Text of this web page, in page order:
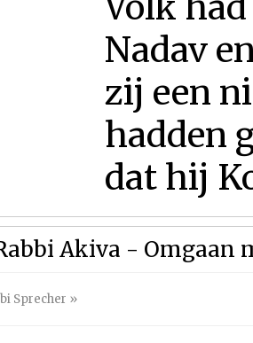
Nadav
zij een
hadden
dat hij
Akiva - Omgaan
Sprecher »